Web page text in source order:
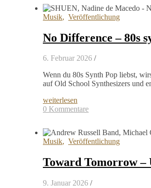
Musik, Veröffentlichung
No Difference – 80s
6. Februar 2026 /
Wenn du 80s Synth Pop liebst,
auf Old School Synthesizers und
weiterlesen
0 Kommentare
Musik, Veröffentlichung
Toward Tomorrow –
9. Januar 2026 /